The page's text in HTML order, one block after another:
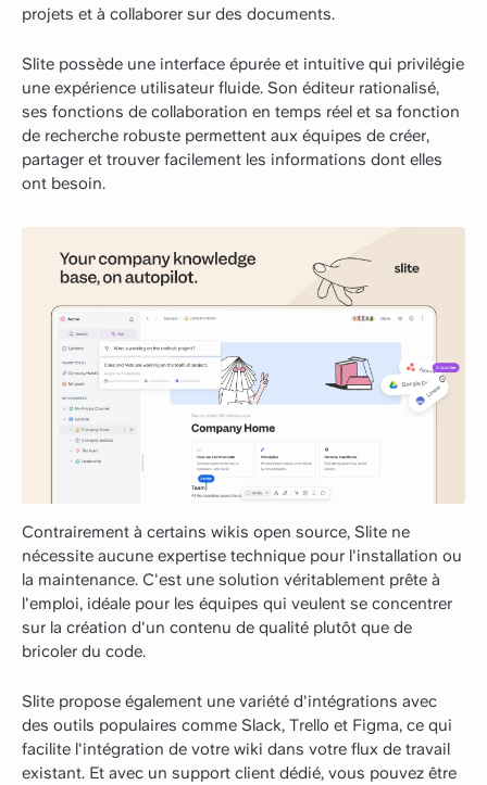
projets et à collaborer sur des documents.
Slite possède une interface épurée et intuitive qui privilégie
une expérience utilisateur fluide. Son éditeur rationalisé,
ses fonctions de collaboration en temps réel et sa fonction
de recherche robuste permettent aux équipes de créer,
partager et trouver facilement les informations dont elles
ont besoin.
Contrairement à certains wikis open source, Slite ne
nécessite aucune expertise technique pour l'installation ou
la maintenance. C'est une solution véritablement prête à
l'emploi, idéale pour les équipes qui veulent se concentrer
sur la création d'un contenu de qualité plutôt que de
bricoler du code.
Slite propose également une variété d'intégrations avec
des outils populaires comme Slack, Trello et Figma, ce qui
facilite l'intégration de votre wiki dans votre flux de travail
existant. Et avec un support client dédié, vous pouvez être